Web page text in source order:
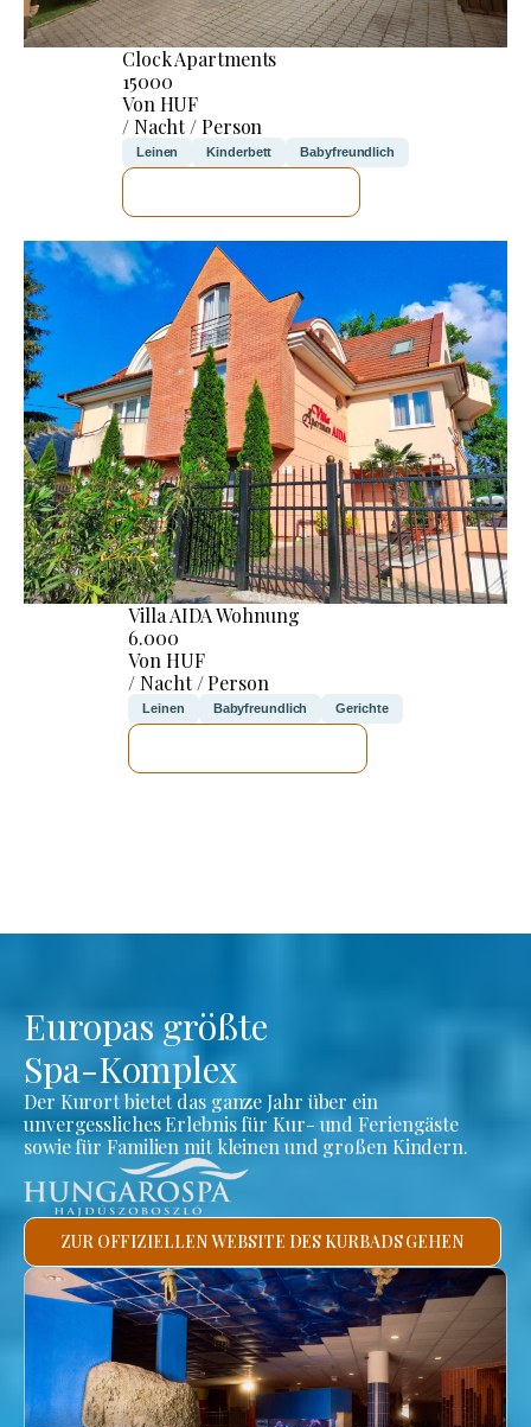
Clock Apartments
15000
Von HUF
/ Nacht / Person
Leinen Kinderbett Babyfreundlich
Villa AIDA Wohnung
6.000
Von HUF
/ Nacht / Person
Leinen Babyfreundlich Gerichte
Europas größte
Spa-Komplex
Der Kurort bietet das ganze Jahr über ein
unvergessliches Erlebnis für Kur- und Feriengäste
sowie für Familien mit kleinen und großen Kindern.
ZUR OFFIZIELLEN WEBSITE DES KURBADS GEHEN